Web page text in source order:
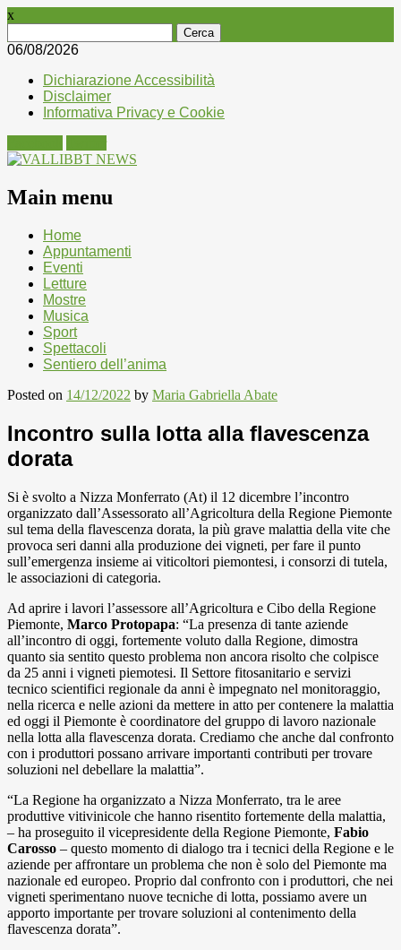
x
per:
06/08/2026
Dichiarazione Accessibilità
Disclaimer
Informativa Privacy e Cookie
Main menu
Skip
content
Home
Appuntamenti
Eventi
Letture
Mostre
Musica
Sport
Spettacoli
Sentiero dell’anima
Posted on 14/12/2022 by Maria Gabriella Abate
Incontro sulla lotta alla flavescenza
dorata
Si è svolto a Nizza Monferrato (At) il 12 dicembre l’incontro
organizzato dall’Assessorato all’Agricoltura della Regione Piemonte
sul tema della flavescenza dorata, la più grave malattia della vite che
provoca seri danni alla produzione dei vigneti, per fare il punto
sull’emergenza insieme ai viticoltori piemontesi, i consorzi di tutela,
le associazioni di categoria.
Ad aprire i lavori l’assessore all’Agricoltura e Cibo della Regione
Piemonte, Marco Protopapa: “La presenza di tante aziende
all’incontro di oggi, fortemente voluto dalla Regione, dimostra
quanto sia sentito questo problema non ancora risolto che colpisce
da 25 anni i vigneti piemotesi. Il Settore fitosanitario e servizi
tecnico scientifici regionale da anni è impegnato nel monitoraggio,
nella ricerca e nelle azioni da mettere in atto per contenere la malattia
ed oggi il Piemonte è coordinatore del gruppo di lavoro nazionale
nella lotta alla flavescenza dorata. Crediamo che anche dal confronto
con i produttori possano arrivare importanti contributi per trovare
soluzioni nel debellare la malattia”.
“La Regione ha organizzato a Nizza Monferrato, tra le aree
produttive vitivinicole che hanno risentito fortemente della malattia,
– ha proseguito il vicepresidente della Regione Piemonte, Fabio
Carosso – questo momento di dialogo tra i tecnici della Regione e le
aziende per affrontare un problema che non è solo del Piemonte ma
nazionale ed europeo. Proprio dal confronto con i produttori, che nei
vigneti sperimentano nuove tecniche di lotta, possiamo avere un
apporto importante per trovare soluzioni al contenimento della
flavescenza dorata”.